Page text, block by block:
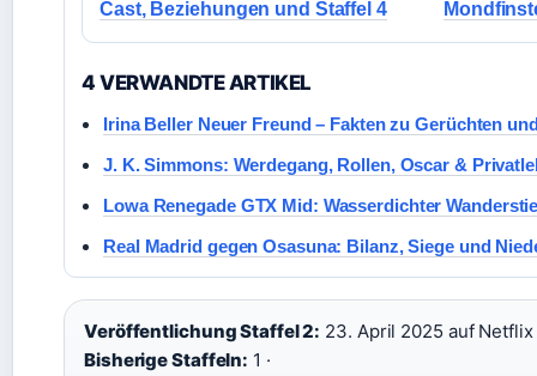
Cast, Beziehungen und Staffel 4
4 VERWANDTE ARTIKEL
Irina Beller Neuer Freund – Fakten zu Gerüchten
J. K. Simmons: Werdegang, Rollen, Oscar &
Lowa Renegade GTX Mid: Wasserdichter
Real Madrid gegen Osasuna: Bilanz, Siege und
Veröffentlichung Staffel 2: 23. April 2025 auf Netflix
Bisherige Staffeln: 1 ·